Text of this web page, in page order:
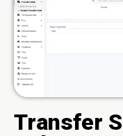
Transfer